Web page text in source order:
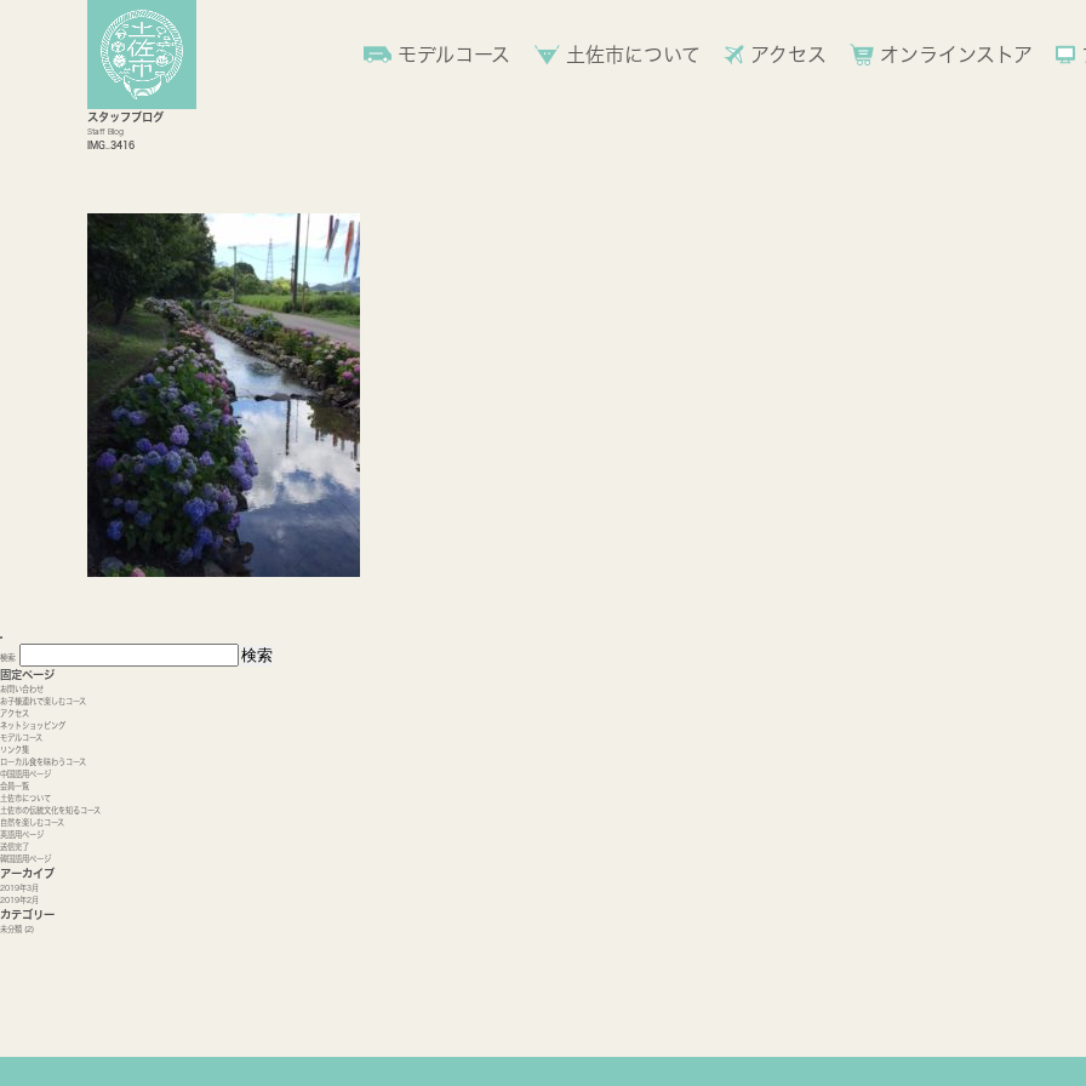
モデルコース 土佐市について アクセス オンラインストア
スタッフブログ
Staff Blog
IMG_3416
検索:
固定ページ
お問い合わせ
お子様連れで楽しむコース
アクセス
ネットショッピング
モデルコース
リンク集
ローカル食を味わうコース
中国語用ページ
会員一覧
土佐市について
土佐市の伝統文化を知るコース
自然を楽しむコース
英語用ページ
送信完了
韓国語用ページ
アーカイブ
2019年3月
2019年2月
カテゴリー
未分類 (2)